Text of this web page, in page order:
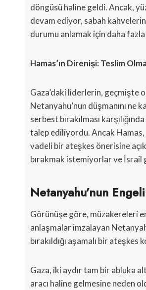
döngüsü haline geldi. Ancak,
devam ediyor, sabah
durumu anlamak için daha
Hamas’ın Direnişi: Teslim
Gaza’daki liderlerin, geçmişte
Netanyahu’nun düşmanını ne
serbest bırakılması
talep ediliyordu. Ancak Hamas,
vadeli bir ateşkes önerisine
bırakmak istemiyorlar ve İsrail
Netanyahu’nun Engeli
Görünüşe göre, müzakereleri
anlaşmalar imzalayan
bırakıldığı aşamalı bir
Gaza, iki aydır tam bir abluka
aracı haline gelmesine neden